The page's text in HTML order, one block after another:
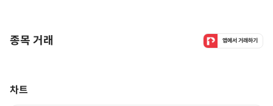
종목 거래 앱에서 거래하기
차트